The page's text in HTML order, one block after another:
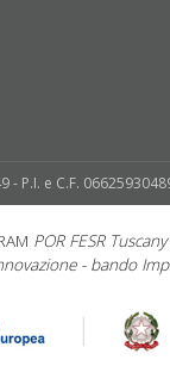
P.I. e C.F.
POR FESR
- bando